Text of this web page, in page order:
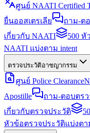
ศูนย์ NAATI Certified
ยื่นออสเตรเลีย
ถาม-ต
เกี่ยวกับ NAATI
500
NAATI แบ่งตาม intent
ตรวจประวัติอาชญากรรม
ศูนย์ Police Clearance
Apostille
ถาม-ตอบตรว
เกี่ยวกับตรวจประวัติ
หัวข้อตรวจประวัติแบ่งตา